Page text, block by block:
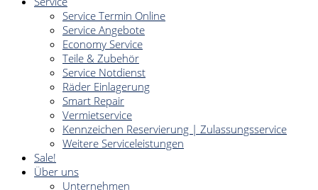
Service Termin Online
Service Angebote
Economy Service
Teile & Zubehör
Service Notdienst
Räder Einlagerung
Smart Repair
Vermietservice
Kennzeichen Reservierung | Zulassungsservice
Weitere Serviceleistungen
Sale!
Über uns
Unternehmen